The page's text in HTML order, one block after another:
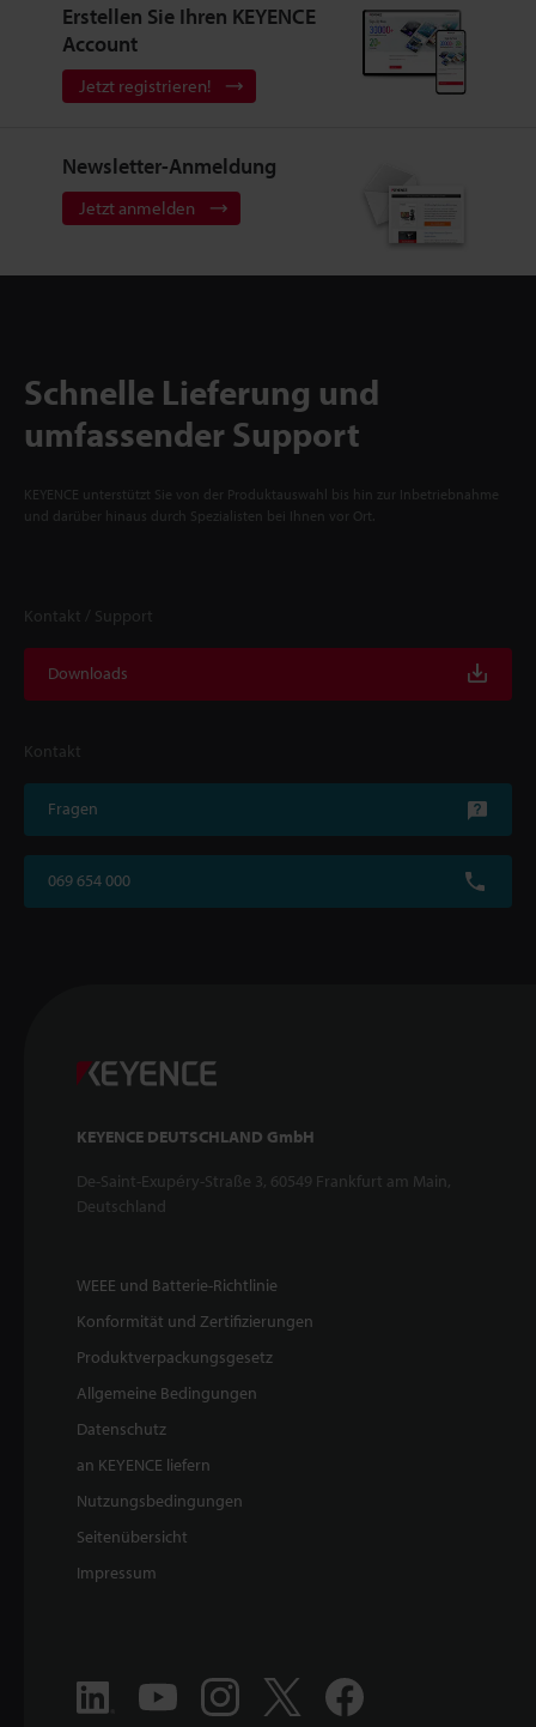
Erstellen Sie Ihren KEYENCE
Account
Jetzt registrieren!
Newsletter-Anmeldung
Jetzt anmelden
Schnelle Lieferung und
umfassender Support
KEYENCE unterstützt Sie von der Produktauswahl bis hin zur Inbetriebnahme
und darüber hinaus durch Spezialisten bei Ihnen vor Ort.
Kontakt / Support
Downloads
Kontakt
Fragen
069 654 000
KEYENCE DEUTSCHLAND GmbH
De-Saint-Exupéry-Straße 3, 60549 Frankfurt am Main,
Deutschland
WEEE und Batterie-Richtlinie
Konformität und Zertifizierungen
Produktverpackungsgesetz
Allgemeine Bedingungen
Datenschutz
an KEYENCE liefern
Nutzungsbedingungen
Seitenübersicht
Impressum